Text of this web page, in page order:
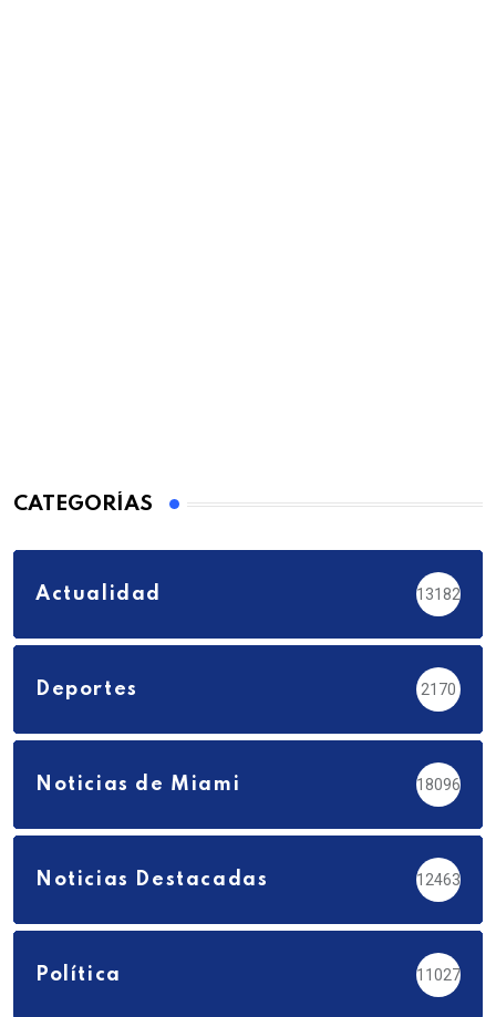
CATEGORÍAS
Actualidad 13182
Deportes 2170
Noticias de Miami 18096
Noticias Destacadas 12463
Política 11027